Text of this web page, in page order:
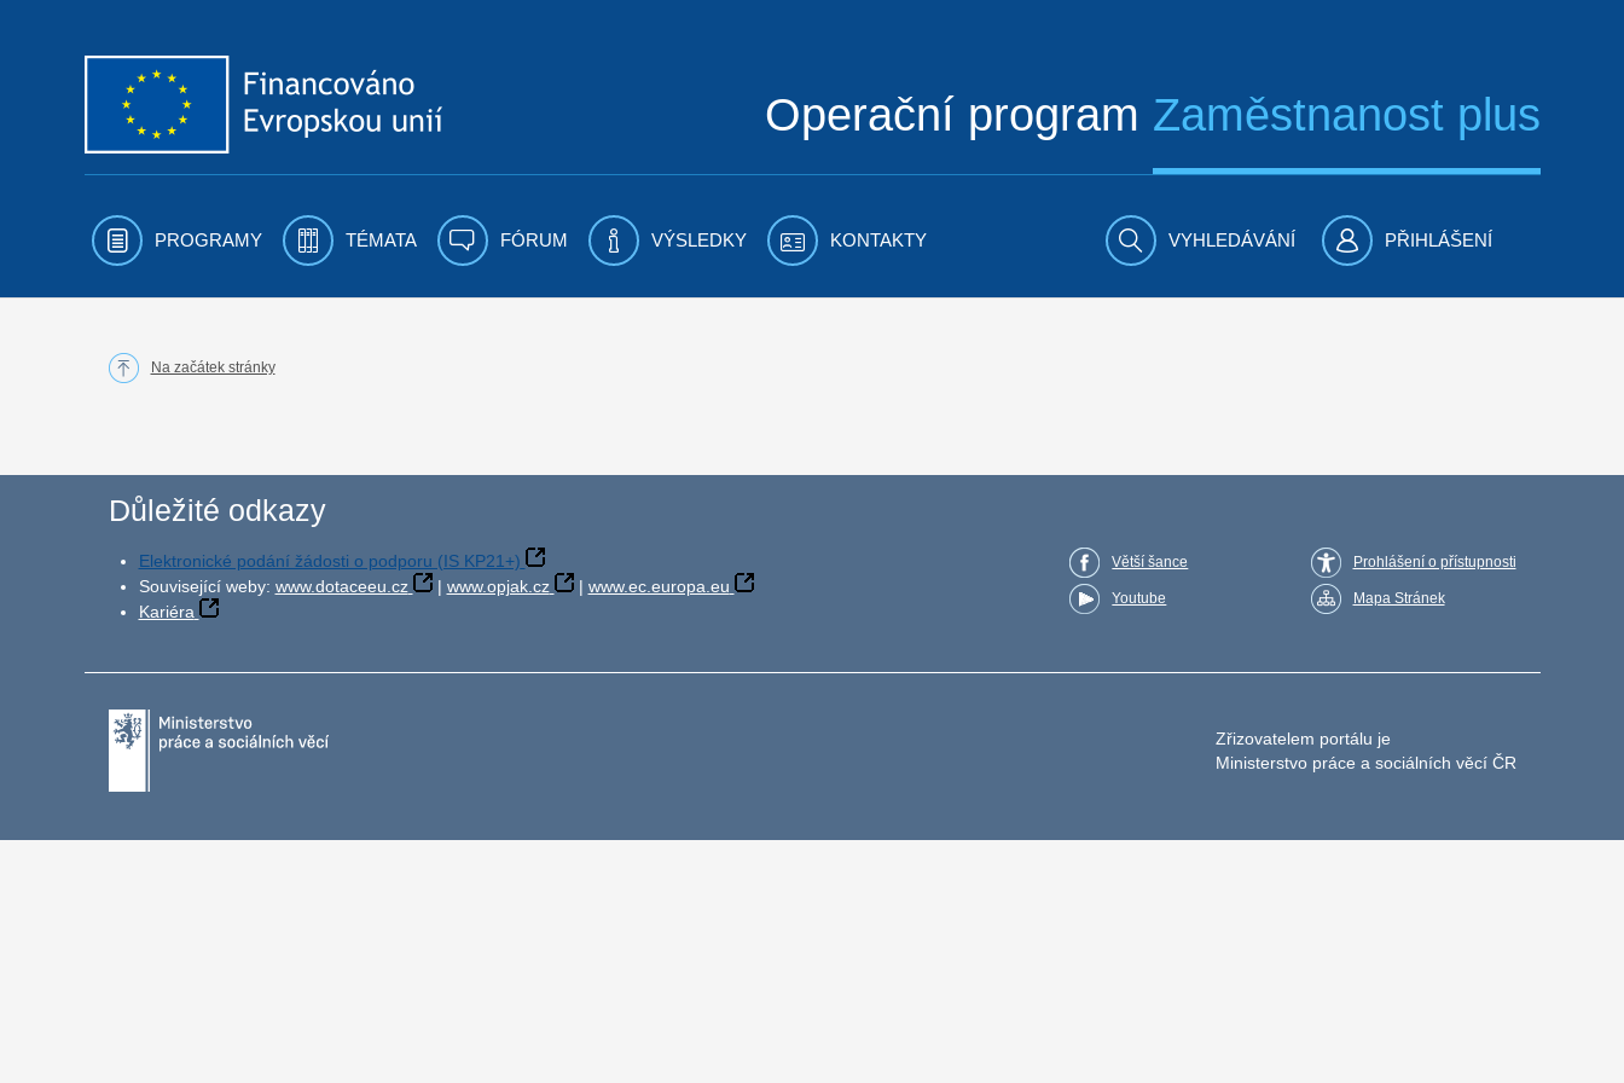
Operační program Zaměstnanost plus
PROGRAMY TÉMATA FÓRUM VÝSLEDKY KONTAKTY VYHLEDÁVÁNÍ PŘIHLÁŠENÍ
Na začátek stránky
Důležité odkazy
Elektronické podání žádosti o podporu (IS KP21+)
Související weby: www.dotaceeu.cz | www.opjak.cz | www.ec.europa.eu
Kariéra
Větší šance
Youtube
Prohlášení o přístupnosti
Mapa Stránek
Zřizovatelem portálu je
Ministerstvo práce a sociálních věcí ČR